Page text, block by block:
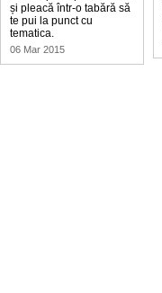
și pleacă într-o tabără să
te pui la punct cu
tematica.
06 Mar 2015